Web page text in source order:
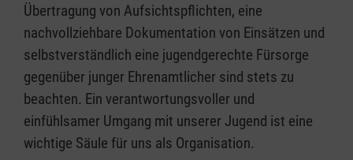
Übertragung von Aufsichtspflichten, eine
nachvollziehbare Dokumentation von Einsätzen und
selbstverständlich eine jugendgerechte Fürsorge
gegenüber junger Ehrenamtlicher sind stets zu
beachten. Ein verantwortungsvoller und
einfühlsamer Umgang mit unserer Jugend ist eine
wichtige Säule für uns als Organisation.